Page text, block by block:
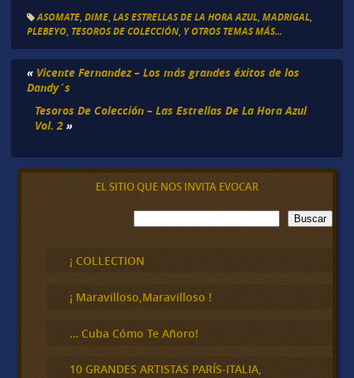
ASOMATE, DIME, LAS ESTRELLAS DE LA HORA AZUL, MADRIGAL,
PLEBEYO, TESOROS DE COLECCIÓN, Y OTROS TEMAS MÁS...
« Vicente Fernandez – Los más grandes éxitos de los
Dandy´s
Tesoros De Colección – Las Estrellas De La Hora Azul
Vol. 2 »
EL SITIO QUE NOS INVITA EVOCAR
B
u
c
a
Buscar
¡ COLLECTION
¡ Maravilloso,Maravilloso !
… Cuba Cómo Te Añoro!
10 GRANDES ARTISTAS PARÍS-ITALIA,